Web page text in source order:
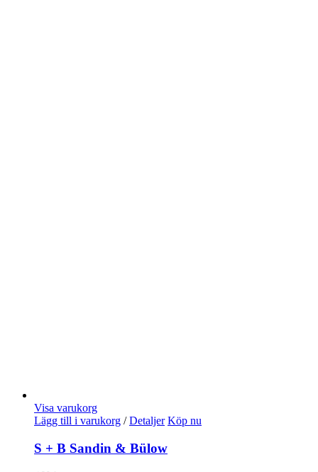
Visa varukorg
Lägg till i varukorg / Detaljer Köp nu
S + B Sandin & Bülow